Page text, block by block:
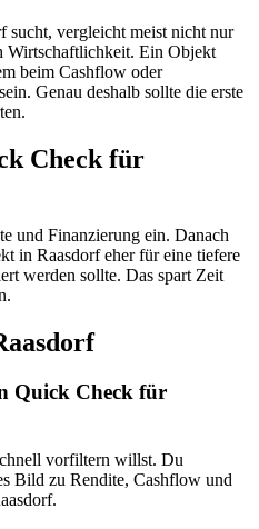
sucht, vergleicht meist nicht nur
Wirtschaftlichkeit. Ein Objekt
beim Cashflow oder
Genau deshalb sollte die erste
Check für
und Finanzierung ein. Danach
in Raasdorf eher für eine tiefere
werden sollte. Das spart Zeit
Quick Check für
vorfiltern willst. Du
Bild zu Rendite, Cashflow und